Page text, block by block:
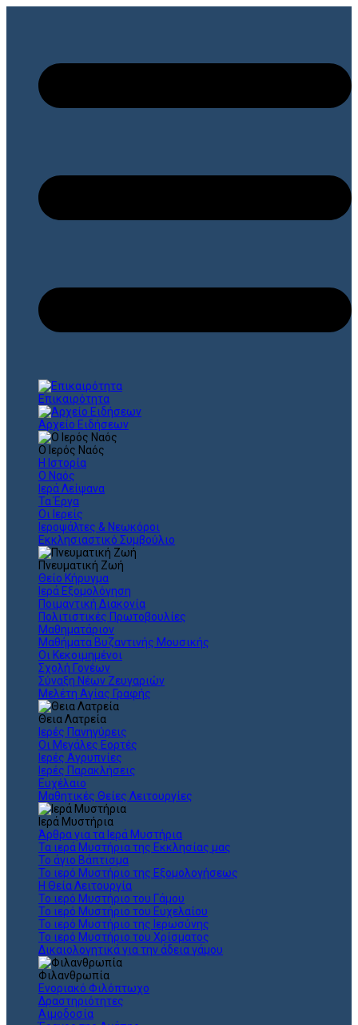
Επικαιρότητα
Αρχείο Ειδήσεων
Ο Ιερός Ναός
Η Ιστορία
Ο Ναός
Ιερά Λείψανα
Τα Έργα
Οι Ιερείς
Ιεροψάλτες & Νεωκόροι
Εκκλησιαστικό Συμβούλιο
Πνευματική Ζωή
Θείο Κήρυγμα
Ιερά Εξομολόγηση
Ποιμαντική Διακονία
Πολιτιστικές Πρωτοβουλίες
Μαθηματάριον
Μαθήματα Βυζαντινής Μουσικής
Οι Κεκοιμημένοι
Σχολή Γονέων
Σύναξη Νέων Ζευγαριών
Μελέτη Αγίας Γραφής
Θεια Λατρεία
Ιερές Πανηγύρεις
Οι Μεγάλες Εορτές
Ιερές Αγρυπνίες
Ιερές Παρακλήσεις
Ευχέλαιο
Μαθητικές Θείες Λειτουργίες
Ιερά Μυστήρια
Άρθρα για τα Ιερά Μυστήρια
Τα ιερά Μυστήρια της Εκκλησίας μας
Το άγιο Βάπτισμα
Το ιερό Μυστήριο της Εξομολογήσεως
Η Θεία Λειτουργία
Το ιερό Μυστήριο του Γάμου
Το ιερό Μυστήριο του Ευχελαίου
Το ιερό Μυστήριο της Ιερωσύνης
Το ιερό Μυστήριο του Χρίσματος
Δικαιολογητικά για την άδεια γάμου
Φιλανθρωπία
Ενοριακό Φιλόπτωχο
Δραστηριότητες
Αιμοδοσία